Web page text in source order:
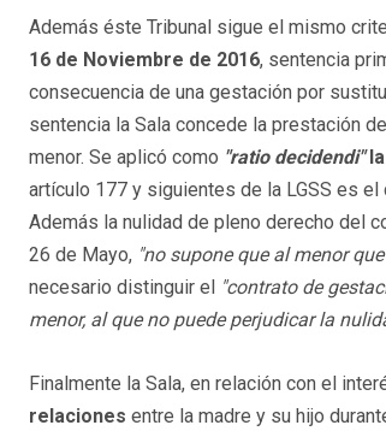
Además éste Tribunal sigue el mismo
16 de Noviembre de 2016, sentencia
consecuencia de una gestación por
sentencia la Sala concede la prestación
menor. Se aplicó como "ratio decidendi"
artículo 177 y siguientes de la LGSS es
Además la nulidad de pleno derecho del
26 de Mayo, "no supone que al menor
necesario distinguir el
"contrato de
menor, al que no puede perjudicar la
Finalmente la Sala, en relación con el
relaciones entre la madre y su hijo